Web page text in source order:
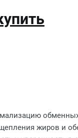
жиров и